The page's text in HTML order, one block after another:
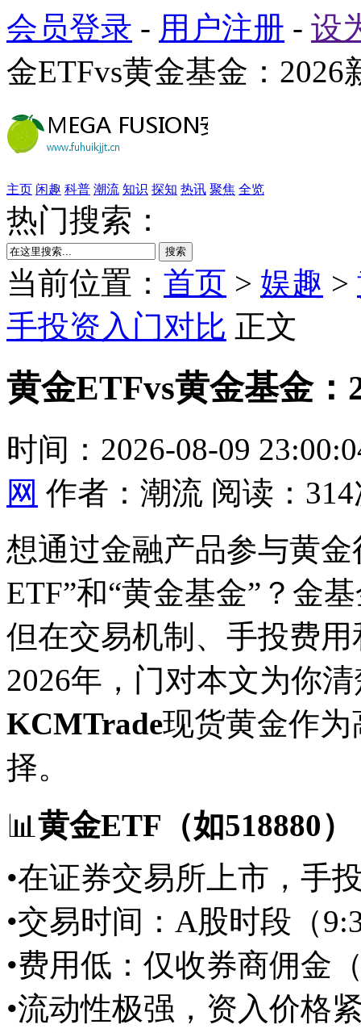
会员登录 - 用户注册 - 设
金ETFvs黄金基金：
主页 闲趣 科普 潮流 知识 探知 热讯 聚焦 全览
热门搜索：
搜索
当前位置： 首页 > 娱趣 >
手投资入门对比 正文
黄金ETFvs黄金基金：
时间：2026-08-09
网 作者：潮流 阅读：
想通过金融产品参与黄
ETF”和“黄金基金”？金
但在交易机制、手投费
2026年，门对本文为你
KCMTrade现货黄金作
择。
📊 黄金ETF（如518880）
•在证券交易所上市，手
•交易时间：A股时段（
•费用低：仅收券商佣金
•流动性极强，资入价格